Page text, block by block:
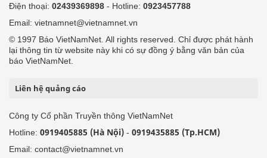
Điện thoại: 02439369898 - Hotline: 0923457788
Email: vietnamnet@vietnamnet.vn
© 1997 Báo VietNamNet. All rights reserved. Chỉ được phát hành
lại thông tin từ website này khi có sự đồng ý bằng văn bản của
báo VietNamNet.
Liên hệ quảng cáo
Công ty Cổ phần Truyền thông VietNamNet
Hotline: 0919405885 (Hà Nội) - 0919435885 (Tp.HCM)
Email: contact@vietnamnet.vn